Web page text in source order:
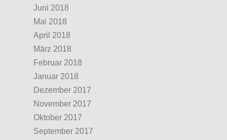
Juni 2018
Mai 2018
April 2018
März 2018
Februar 2018
Januar 2018
Dezember 2017
November 2017
Oktober 2017
September 2017